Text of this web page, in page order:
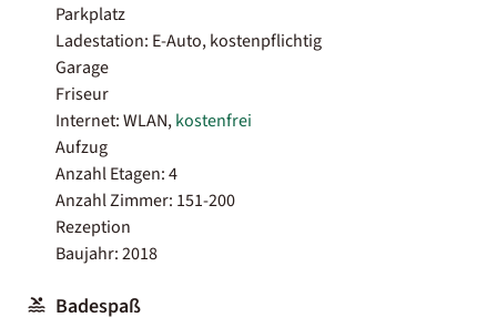
Parkplatz
Ladestation: E-Auto, kostenpflichtig
Garage
Friseur
Internet: WLAN,kostenfrei
Aufzug
Anzahl Etagen: 4
Anzahl Zimmer: 151-200
Rezeption
Baujahr: 2018
Badespaß